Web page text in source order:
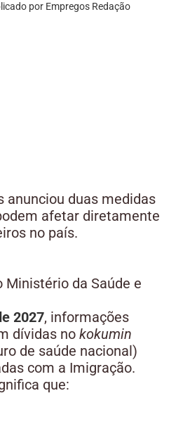
porEmpregos Redação
anunciou duas medidas
afetar diretamente
no país.
da Saúde e
2027, informações
dívidas no kokumin
de saúde nacional)
com a Imigração.
que: